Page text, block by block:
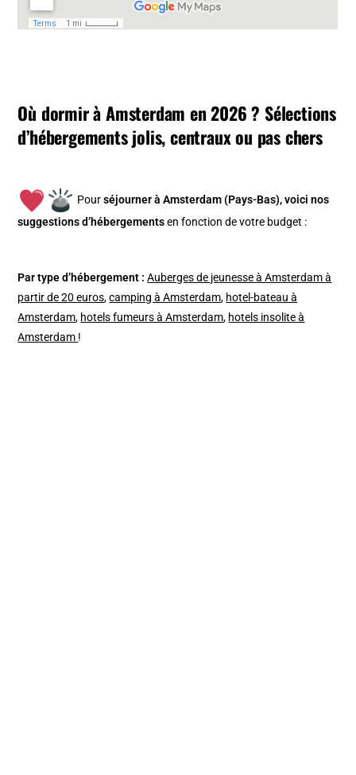
Où dormir à Amsterdam en 2026 ? Sélections
d’hébergements jolis, centraux ou pas chers
Pourséjourner à Amsterdam (Pays-Bas), voici nos
suggestions d’hébergements en fonction de votre budget :
Par type d’hébergement : Auberges de jeunesse à Amsterdam à
partir de 20 euros,camping à Amsterdam, hotel-bateau à
Amsterdam, hotels fumeurs à Amsterdam, hotels insolite à
Amsterdam !